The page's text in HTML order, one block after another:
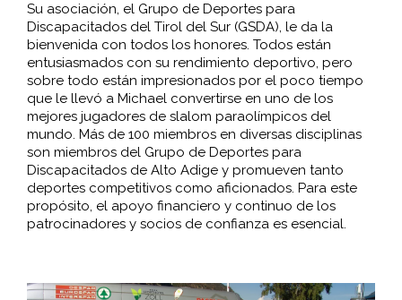
Su asociación, el Grupo de Deportes para
Discapacitados del Tirol del Sur (GSDA), le da la
bienvenida con todos los honores. Todos están
entusiasmados con su rendimiento deportivo, pero
sobre todo están impresionados por el poco tiempo
que le llevó a Michael convertirse en uno de los
mejores jugadores de slalom paraolímpicos del
mundo. Más de 100 miembros en diversas disciplinas
son miembros del Grupo de Deportes para
Discapacitados de Alto Adige y promueven tanto
deportes competitivos como aficionados. Para este
propósito, el apoyo financiero y continuo de los
patrocinadores y socios de confianza es esencial.